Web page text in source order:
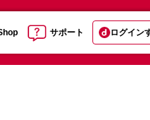
サポート ログイン